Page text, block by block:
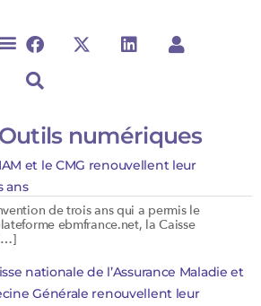
Outils numériques
et le CMG renouvellent leur
ans
de trois ans qui a permis le
ebmfrance.net, la Caisse
nationale de l’Assurance Maladie et
Générale renouvellent leur